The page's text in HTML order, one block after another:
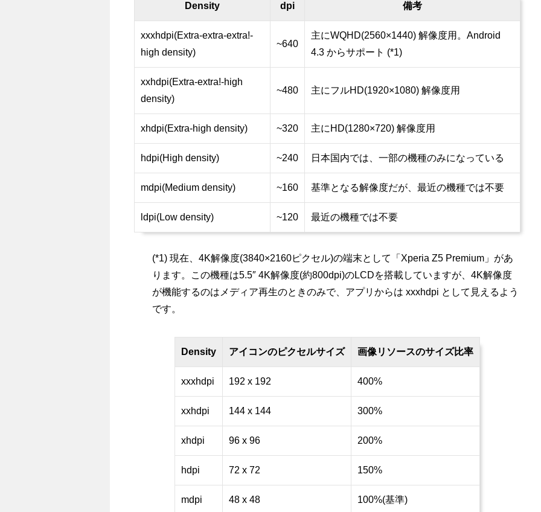
Density dpi 備考
xxxhdpi(Extra-extra-extra!-
high density)
~640
主にWQHD(2560×1440) 解像度用。Android
4.3 からサポート (*1)
xxhdpi(Extra-extra!-high
density)
~480 主にフルHD(1920×1080) 解像度用
xhdpi(Extra-high density) ~320 主にHD(1280×720) 解像度用
hdpi(High density) ~240 日本国内では、一部の機種のみになっている
mdpi(Medium density) ~160 基準となる解像度だが、最近の機種では不要
ldpi(Low density) ~120 最近の機種では不要
(*1) 現在、4K解像度(3840×2160ピクセル)の端末として「Xperia Z5 Premium」があ
ります。この機種は5.5″ 4K解像度(約800dpi)のLCDを搭載していますが、4K解像度
が機能するのはメディア再生のときのみで、アプリからは xxxhdpi として見えるよう
です。
Density アイコンのピクセルサイズ 画像リソースのサイズ比率
xxxhdpi 192 x 192 400%
xxhdpi 144 x 144 300%
xhdpi 96 x 96 200%
hdpi 72 x 72 150%
mdpi 48 x 48 100%(基準)